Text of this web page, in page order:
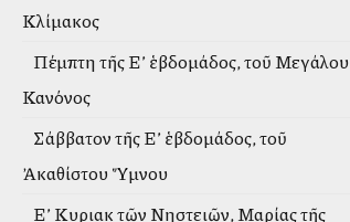
Κλίμακος
Πέμπτη τῆς Ε’ ἑβδομάδος, τοῦ Μεγάλου
Κανόνος
Σάββατον τῆς Ε’ ἑβδομάδος, τοῦ
Ἀκαθίστου Ὕμνου
Ε’ Κυριακὴ τῶν Νηστειῶν, Μαρίας τῆς